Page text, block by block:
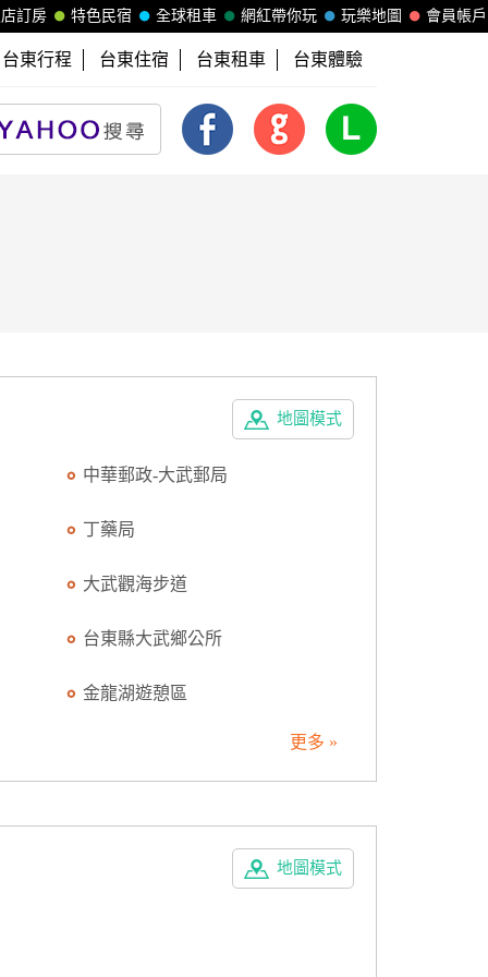
會員帳戶
玩樂地圖
網紅帶你玩
全球租車
特色民宿
訂房
台東行程 台東住宿 台東租車 台東體驗
地圖模式
中華郵政-大武郵局
丁藥局
大武觀海步道
台東縣大武鄉公所
金龍湖遊憩區
更多 »
地圖模式